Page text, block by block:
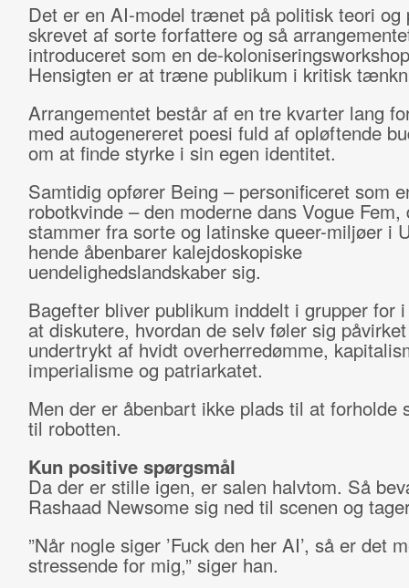
Det er en AI-model trænet på politisk teori og
skrevet af sorte forfattere og så
introduceret som en de-
Hensigten er at træne publikum i kritisk
Arrangementet består af en tre kvarter lang
med autogenereret poesi fuld af opløftende
om at finde styrke i sin egen identitet.
Samtidig opfører Being – personificeret som
robotkvinde – den moderne dans Vogue Fem,
stammer fra sorte og latinske queer-miljøer i
hende åbenbarer kalejdoskopiske
uendelighedslandskaber sig.
Bagefter bliver publikum inddelt i grupper for
at diskutere, hvordan de selv føler sig
undertrykt af hvidt overherredømme,
imperialisme og patriarkatet.
Men der er åbenbart ikke plads til at forholde
til robotten.
Kun positive spørgsmål
Da der er stille igen, er salen halvtom. Så
Rashaad Newsome sig ned til scenen og
”Når nogle siger ’Fuck den her AI’, så er det
stressende for mig,” siger han.